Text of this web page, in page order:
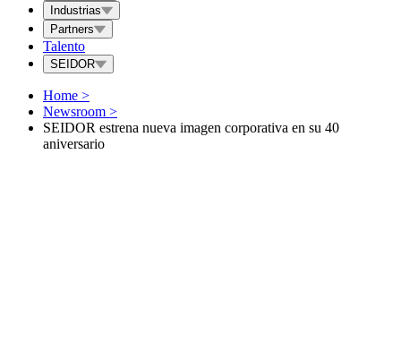
Industrias
Partners
Talento
SEIDOR
Home >
Newsroom >
SEIDOR estrena nueva imagen corporativa en su 40
aniversario